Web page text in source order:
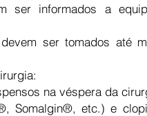
ser informados a
ser tomados até
na véspera da
Somalgin®, etc.) e